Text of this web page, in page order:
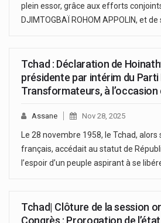
plein essor, grâce aux efforts
DJIMTOGBAÏ ROHOM APPOLIN, et
Tchad : Déclaration de
présidente par intérim du Parti
Transformateurs, à l’occasion
Assane Nov 28, 2025
Le 28 novembre 1958, le Tchad,
français, accédait au statut de
l’espoir d’un peuple aspirant à se
Tchad| Clôture de la session
Congrès : Prorogation de